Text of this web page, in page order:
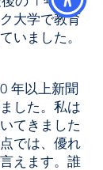
大学で教育
いました。
年以上新聞
した。私は
てきました
では、優れ
えます。誰